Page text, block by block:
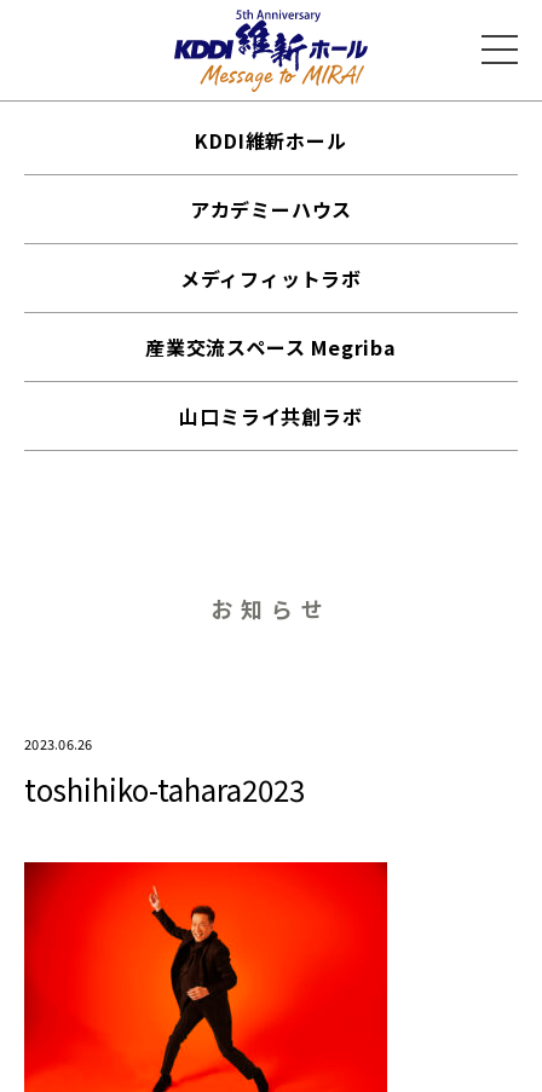
KDDI維新ホール
アカデミーハウス
メディフィットラボ
産業交流スペース Megriba
山口ミライ共創ラボ
お知らせ
2023.06.26
toshihiko-tahara2023